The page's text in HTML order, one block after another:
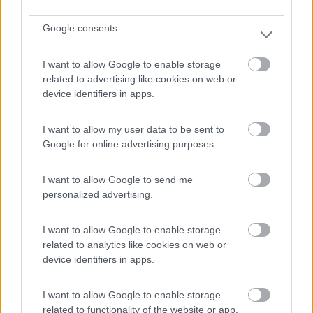
Google consents
I want to allow Google to enable storage
related to advertising like cookies on web or
device identifiers in apps.
I want to allow my user data to be sent to
Google for online advertising purposes.
I want to allow Google to send me
personalized advertising.
I want to allow Google to enable storage
related to analytics like cookies on web or
device identifiers in apps.
I want to allow Google to enable storage
related to functionality of the website or app.
92
sempre con noi, se dobbiamo visitare qualche posto in cui non
è consentito l'ingresso ai cani, si entra a turno. Lo lasciamo
libero nel camper solamente quando dobbiamo andare a
liubavand
1871
se è verament epiccolo inizia ad abituarlo alla macchina e al
camper dapprima magari lo fai entrare, lo fai abituare al nuovo
molto appetitosi (mezzo wurstel di pollo!!) piano piano lo porti a
fare un giretto....poi sempre di + fino a portrala con te in viaggi
lunghi. stessa cosa per lascirla da sola...quando si è abituata la
sempre di + di + considera che ovviamente le tue vacanze
saranno regolate dal tuo cane, dovrai cambiare mete, ristoranti